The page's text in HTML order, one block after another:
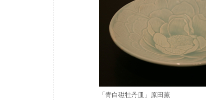
「青白磁牡丹皿」原田薫